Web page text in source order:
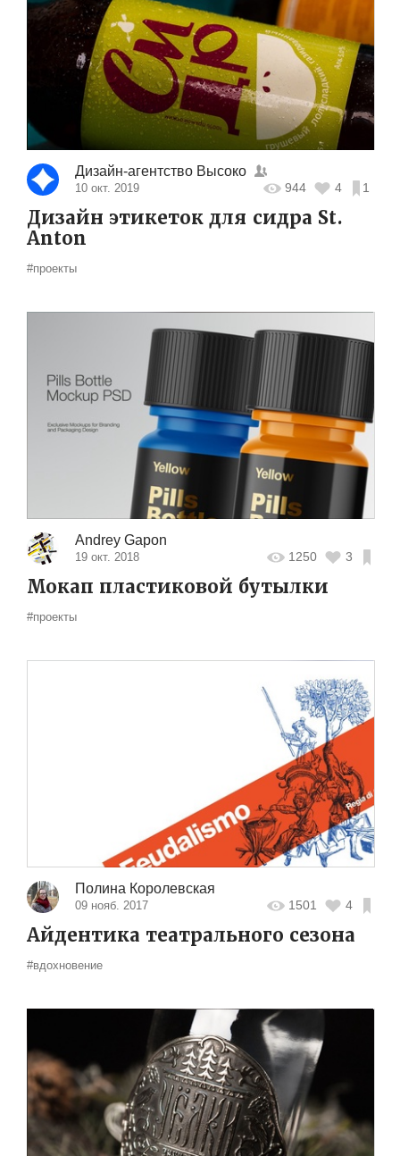
Дизайн-агентство Высоко
10 окт. 2019 944 4 1
Дизайн этикеток для сидра St.
Anton
#проекты
Andrey Gapon
19 окт. 2018 1250 3
Мокап пластиковой бутылки
#проекты
Полина Королевская
09 нояб. 2017 1501 4
Айдентика театрального сезона
#вдохновение